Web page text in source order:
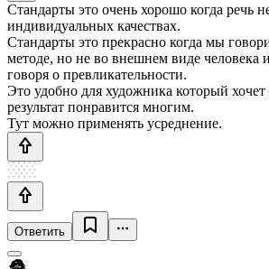
Стандарты это очень хорошо когда речь
индивидуальных качествах.
Стандарты это прекрасно когда мы
методе, но не во внешнем виде человека
говоря о превликательности.
Это удобно для художника который
результат понравится многим.
Тут можно применять усреднение.
Ответить